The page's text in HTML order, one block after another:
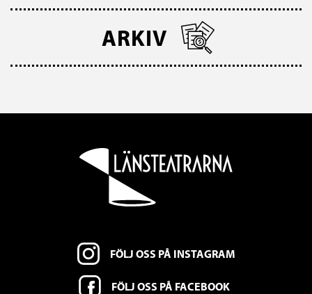
ARKIV
FÖLJ OSS PÅ INSTAGRAM
FÖLJ OSS PÅ FACEBOOK